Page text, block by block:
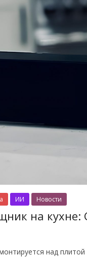
ИИ Новости
на кухне:
над плитой